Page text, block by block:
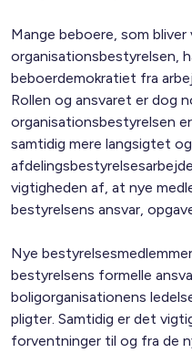
Mange beboere, som bliver
organisationsbestyrelsen,
beboerdemokratiet fra
Rollen og ansvaret er dog
organisationsbestyrelsen
samtidig mere langsigtet
vigtigheden af, at nye
bestyrelsens ansvar,
Nye
bestyrelsens formelle
boligorganisationens
pligter. Samtidig er det
forventninger til og fra de